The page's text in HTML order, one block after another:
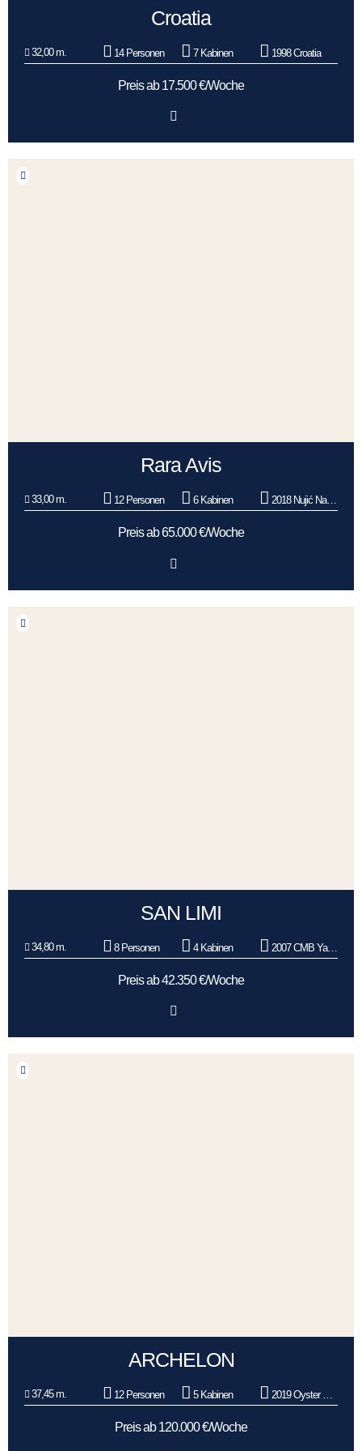
Croatia
32,00 m. 14 Personen 7 Kabinen 1998 Croatia
Preis ab 17.500 €/Woche
Rara Avis
33,00 m. 12 Personen 6 Kabinen 2018 Nujić Nautika
Preis ab 65.000 €/Woche
SAN LIMI
34,80 m. 8 Personen 4 Kabinen 2007 CMB Yachts
Preis ab 42.350 €/Woche
ARCHELON
37,45 m. 12 Personen 5 Kabinen 2019 Oyster Marine
Preis ab 120.000 €/Woche